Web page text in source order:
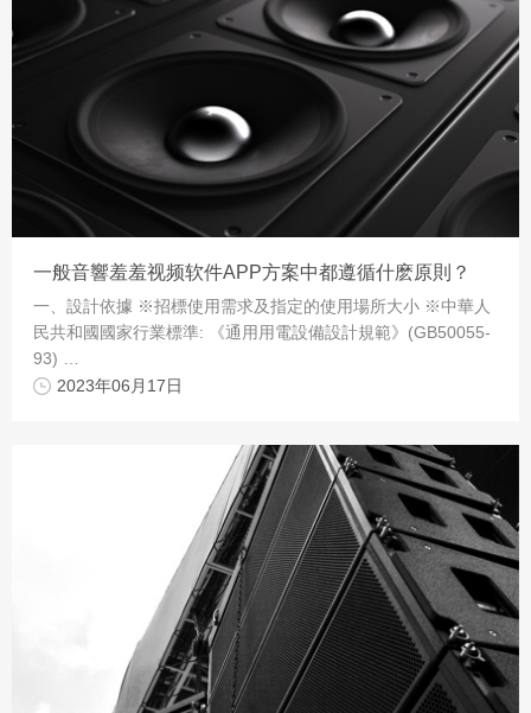
一般音響羞羞视频软件APP方案中都遵循什麽原則？
一、設計依據 ※招標使用需求及指定的使用場所大小 ※中華人
民共和國國家行業標準: 《通用用電設備設計規範》(GB50055-
93) …
2023年06月17日